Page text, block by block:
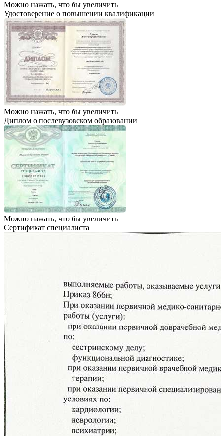
Можно нажать, что бы увеличить
Удостоверение о повышении квалификации
Можно нажать, что бы увеличить
Диплом о послевузовском образовании
Можно нажать, что бы увеличить
Сертификат специалиста